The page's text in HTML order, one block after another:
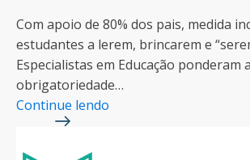
Com apoio de 80% dos pais, medida
estudantes a lerem, brincarem e
Especialistas em Educação ponderam a
obrigatoriedade…
Continue lendo